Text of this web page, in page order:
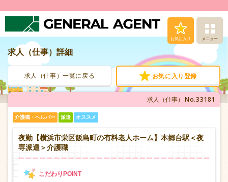
お気に入り メニュー
人材派遣サービス
転職支援サービス
登録から就業まで
求人（仕事）詳細
求人（仕事）一覧に戻る お気に入り登録
求人（仕事） No.33181
介護職・ヘルパー 派遣 オススメ
夜勤【横浜市栄区飯島町の有料老人ホーム】本郷台駅＜夜
専派遣＞介護職